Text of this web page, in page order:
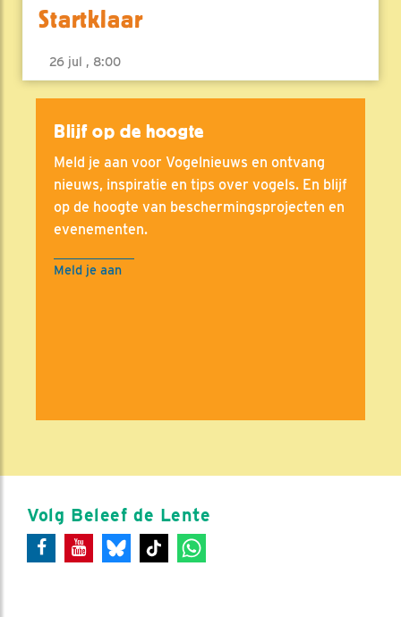
Startklaar
26 jul , 8:00
Blijf op de hoogte
Meld je aan voor Vogelnieuws en ontvang
nieuws, inspiratie en tips over vogels. En blijf
op de hoogte van beschermingsprojecten en
evenementen.
Meld je aan
Volg Beleef de Lente